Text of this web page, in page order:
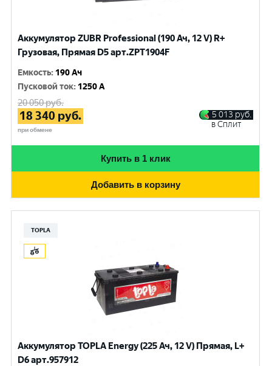
Аккумулятор ZUBR Professional (190 Ач, 12 V) R+
Грузовая, Прямая D5 арт.ZPT1904F
Емкость: 190 Ач
Пусковой ток: 1250 A
20 050руб.
18 340 руб.
при обмене
5 013 руб.
в Сплит
Купить в 1 клик
Добавить в корзину
TOPLA
Аккумулятор TOPLA Energy (225 Ач, 12 V) Прямая, L+
D6 арт.957912